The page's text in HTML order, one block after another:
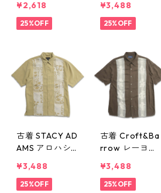
イエロー ネイ
ビー 表記：M
¥2,618
25%OFF
ン 半袖シャツ
チェック 表
¥3,488
25%OFF
古着 STACY AD
AMS アロハシ
ンシャツ 半袖
シャツ イエロ
¥3,488
25%OFF
古着 Croft&Ba
rrow レーヨン
ハワイアンシャ
ツ 半袖シャツ
¥3,488
25%OFF